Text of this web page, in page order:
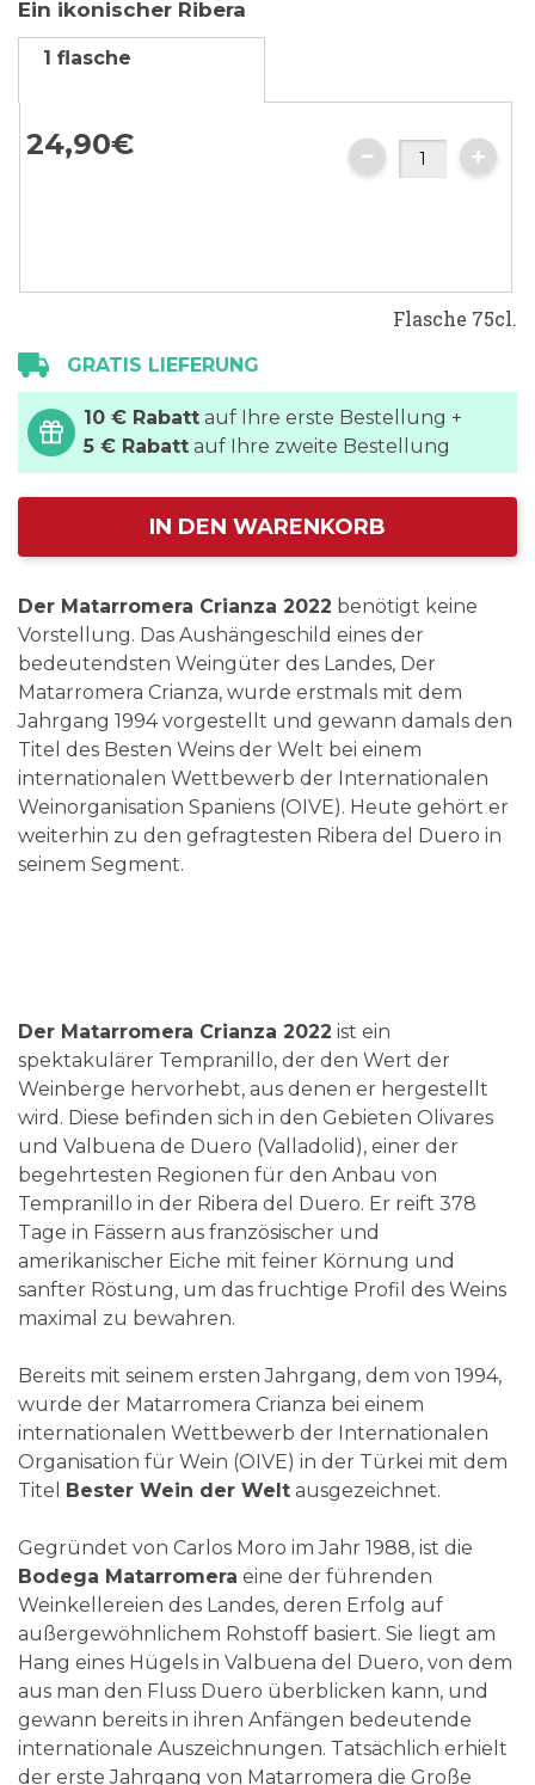
springen
Ein ikonischer Ribera
1 flasche
24,90€
Flasche 75cl.
GRATIS LIEFERUNG
10 € Rabatt auf Ihre erste Bestellung +
5 € Rabatt auf Ihre zweite Bestellung
IN DEN WARENKORB
Der Matarromera Crianza 2022 benötigt keine
Vorstellung. Das Aushängeschild eines der
bedeutendsten Weingüter des Landes, Der
Matarromera Crianza, wurde erstmals mit dem
Jahrgang 1994 vorgestellt und gewann damals den
Titel des Besten Weins der Welt bei einem
internationalen Wettbewerb der Internationalen
Weinorganisation Spaniens (OIVE). Heute gehört er
weiterhin zu den gefragtesten Ribera del Duero in
seinem Segment.
Der Matarromera Crianza 2022 ist ein
spektakulärer Tempranillo, der den Wert der
Weinberge hervorhebt, aus denen er hergestellt
wird. Diese befinden sich in den Gebieten Olivares
und Valbuena de Duero (Valladolid), einer der
begehrtesten Regionen für den Anbau von
Tempranillo in der Ribera del Duero. Er reift 378
Tage in Fässern aus französischer und
amerikanischer Eiche mit feiner Körnung und
sanfter Röstung, um das fruchtige Profil des Weins
maximal zu bewahren.
Bereits mit seinem ersten Jahrgang, dem von 1994,
wurde der Matarromera Crianza bei einem
internationalen Wettbewerb der Internationalen
Organisation für Wein (OIVE) in der Türkei mit dem
Titel Bester Wein der Welt ausgezeichnet.
Gegründet von Carlos Moro im Jahr 1988, ist die
Bodega Matarromera eine der führenden
Weinkellereien des Landes, deren Erfolg auf
außergewöhnlichem Rohstoff basiert. Sie liegt am
Hang eines Hügels in Valbuena del Duero, von dem
aus man den Fluss Duero überblicken kann, und
gewann bereits in ihren Anfängen bedeutende
internationale Auszeichnungen. Tatsächlich erhielt
der erste Jahrgang von Matarromera die Große